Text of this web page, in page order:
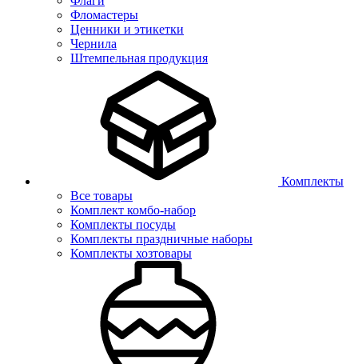
Фломастеры
Ценники и этикетки
Чернила
Штемпельная продукция
Комплекты
Все товары
Комплект комбо-набор
Комплекты посуды
Комплекты праздничные наборы
Комплекты хозтовары